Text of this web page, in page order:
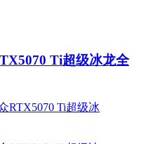
Ti超级冰龙全